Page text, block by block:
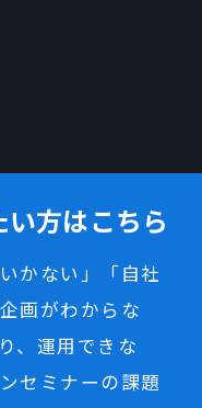
方はこちら
かない」「自社
画がわからな
、運用できな
セミナーの課題